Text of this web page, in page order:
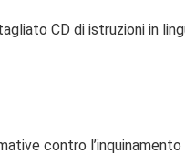
CD di istruzioni in
contro l’inquinamento